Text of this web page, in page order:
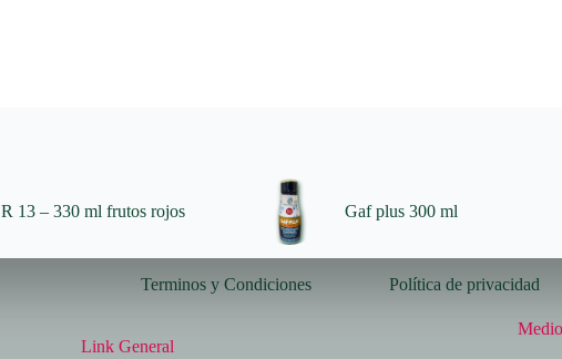
R 13 – 330 ml frutos rojos Gaf plus 300 ml
Terminos y Condiciones Política de privacidad
Link General